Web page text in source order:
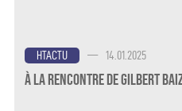
HTACTU — 14.01.2025
À la rencontre de Gilbert